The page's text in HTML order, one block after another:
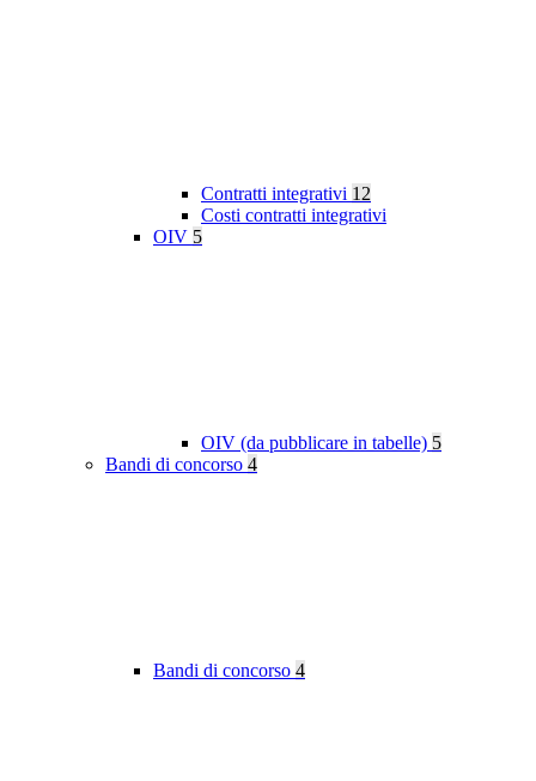
Contratti integrativi 12
Costi contratti integrativi
OIV 5
OIV (da pubblicare in tabelle) 5
Bandi di concorso 4
Bandi di concorso 4